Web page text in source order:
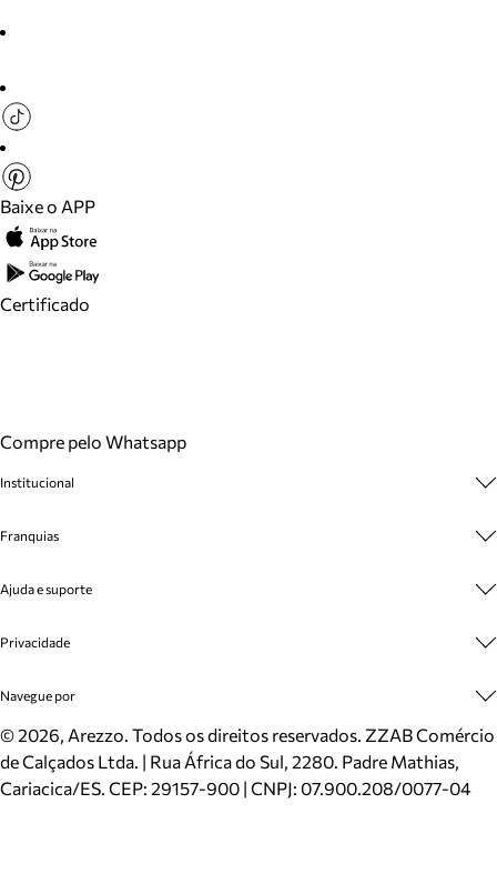
Baixe o APP
Certificado
Compre pelo Whatsapp
Institucional
Cashback
Venda Corporativa
Mapa do Site
Inverno
Mundo Arezzo
Franquias
Plano de Negócio
Ajuda e suporte
Cadastro
Meus Pedidos
Trocas e Devoluções
Cartão Presente
Localizador de lojas
Privacidade
Politica e Privacidade
Navegue por
Sapatos
Bolsas
Scarpins
©2026, Arezzo. Todos os direitos reservados. ZZAB Comércio
de Calçados Ltda. | Rua África do Sul, 2280. Padre Mathias,
Cariacica/ES. CEP: 29157-900 | CNPJ: 07.900.208/0077-04